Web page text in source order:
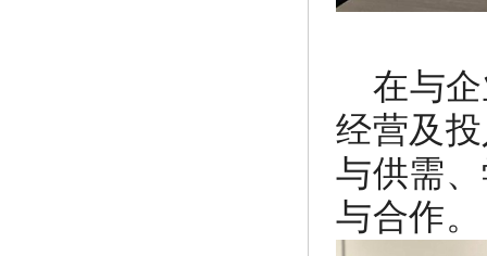
在与企
经营及
与供需
与合作。